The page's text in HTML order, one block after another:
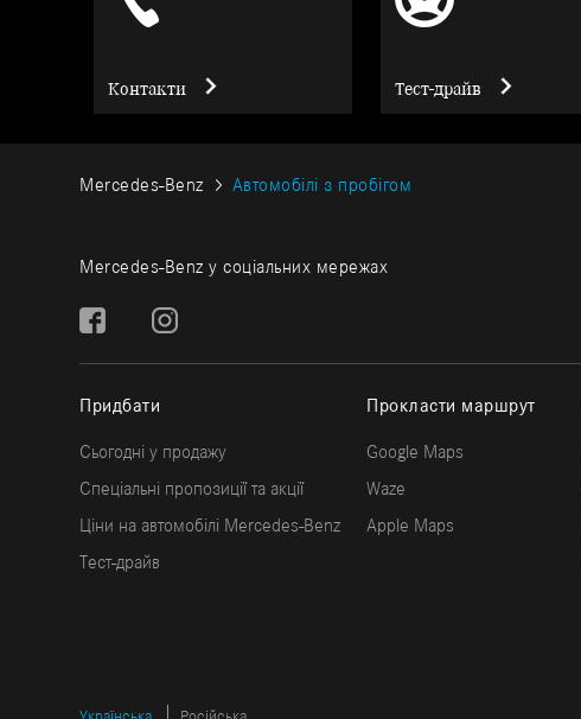
Контакти Тест-драйв
Mercedes-Benz Автомобілі з пробігом
Mercedes-Benz у соціальних мережах
Придбати
Сьогодні у продажу
Спеціальні пропозиції та акції
Ціни на автомобілі Mercedes-Benz
Тест-драйв
Прокласти маршрут
Google Maps
Waze
Apple Maps